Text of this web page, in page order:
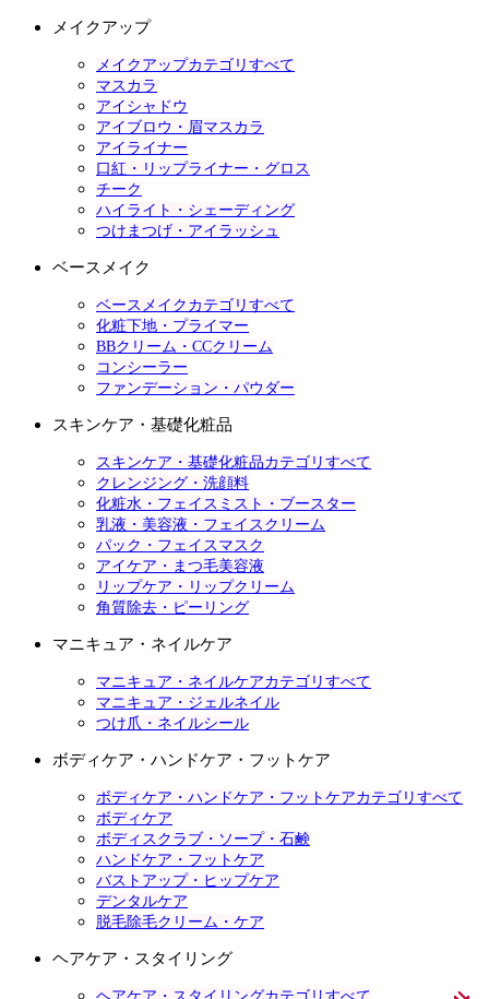
メイクアップ
メイクアップカテゴリすべて
マスカラ
アイシャドウ
アイブロウ・眉マスカラ
アイライナー
口紅・リップライナー・グロス
チーク
ハイライト・シェーディング
つけまつげ・アイラッシュ
ベースメイク
ベースメイクカテゴリすべて
化粧下地・プライマー
BBクリーム・CCクリーム
コンシーラー
ファンデーション・パウダー
スキンケア・基礎化粧品
スキンケア・基礎化粧品カテゴリすべて
クレンジング・洗顔料
化粧水・フェイスミスト・ブースター
乳液・美容液・フェイスクリーム
パック・フェイスマスク
アイケア・まつ毛美容液
リップケア・リップクリーム
角質除去・ピーリング
マニキュア・ネイルケア
マニキュア・ネイルケアカテゴリすべて
マニキュア・ジェルネイル
つけ爪・ネイルシール
ボディケア・ハンドケア・フットケア
ボディケア・ハンドケア・フットケアカテゴリすべて
ボディケア
ボディスクラブ・ソープ・石鹸
ハンドケア・フットケア
バストアップ・ヒップケア
デンタルケア
脱毛除毛クリーム・ケア
ヘアケア・スタイリング